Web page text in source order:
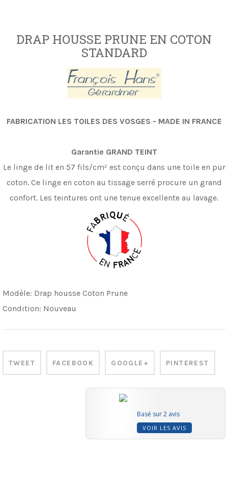
DRAP HOUSSE PRUNE EN COTON
STANDARD
FABRICATION LES TOILES DES VOSGES - MADE IN FRANCE
Garantie GRAND TEINT
Le linge de lit en 57 fils/cm² est conçu dans une toile en pur
coton. Ce linge en coton au tissage serré procureun grand
confort. Les teintures ont une tenue excellente au lavage.
Modèle: Drap housse Coton Prune
Condition: Nouveau
TWEET FACEBOOK GOOGLE+ PINTEREST
Basé sur 2 avis
VOIR LES AVIS